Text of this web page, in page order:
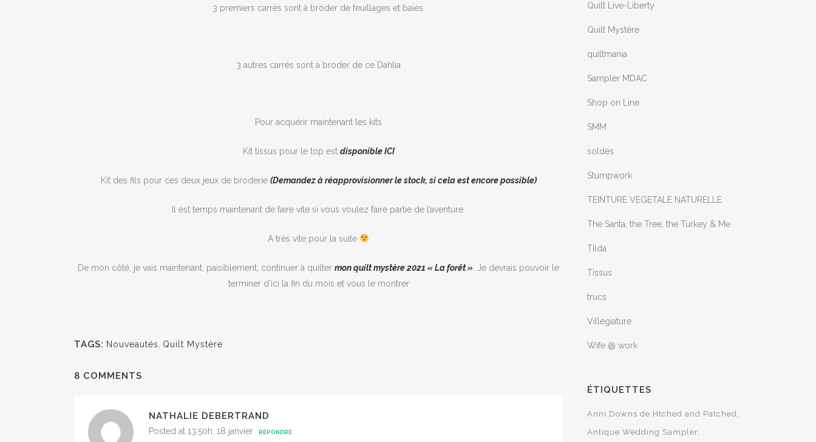
3 premiers carrés sont à broder de feuillages et baies.
3 autres carrés sont à broder de ce Dahlia
Pour acquérir maintenant les kits
Kit tissus pour le top est disponible ICI
Kit des fils pour ces deux jeux de broderie (Demandez à réapprovisionner le stock, si cela est encore possible)
Il est temps maintenant de faire vite si vous voulez faire partie de l’aventure.
A très vite pour la suite
De mon côté, je vais maintenant, paisiblement, continuer à quilter mon quilt mystère 2021 « La forêt » . Je devrais pouvoir le
terminer d’ici la fin du mois et vous le montrer
TAGS: Nouveautés Quilt Mystère
8 COMMENTS
NATHALIE DEBERTRAND
Posted at 13:50h, 18 janvier RÉPONDRE
Quilt Live-Liberty
Quilt Mystère
quiltmania
Sampler MDAC
Shop on Line
SMM
soldes
Stumpwork
TEINTURE VEGETALE NATURELLE
The Santa, the Tree, the Turkey & Me
Tilda
Tissus
trucs
Villégiature
Wife @ work
ÉTIQUETTES
Anni Downs de Htched and Patched
Antique Wedding Sampler